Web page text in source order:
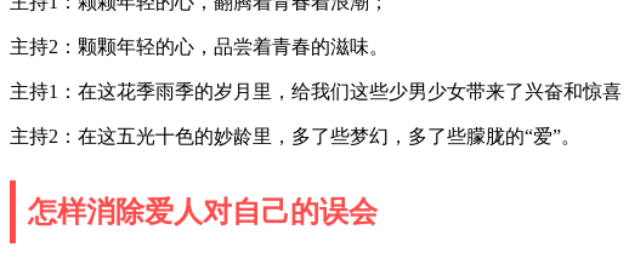
主持2：颗颗年轻的心，品尝着青春的滋味。
主持1：在这花季雨季的岁月里，给我们这些少男少女带来了兴奋和惊喜
主持2：在这五光十色的妙龄里，多了些梦幻，多了些朦胧的“爱”。
怎样消除爱人对自己的误会